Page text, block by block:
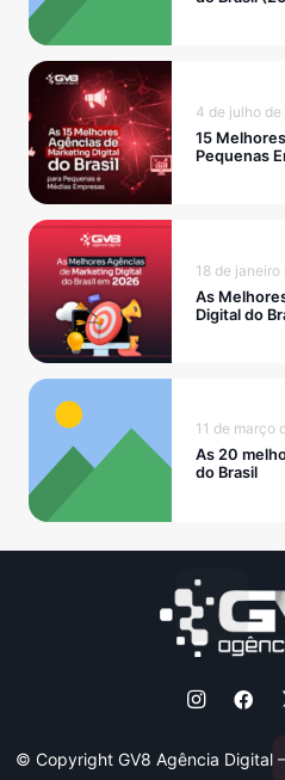
4 de julho
15
Pequenas
18 de
As
Digital do
11 de março
As 20
do Brasil
© Copyright GV8 Agência Digital